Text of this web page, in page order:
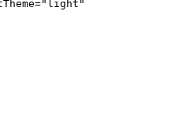
=" light "